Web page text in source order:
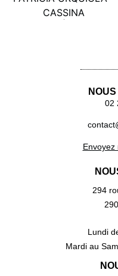
02
Envoyez
294
Lundi
Mardi au